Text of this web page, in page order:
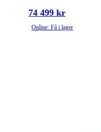
74 499 kr
Online: Få i lager